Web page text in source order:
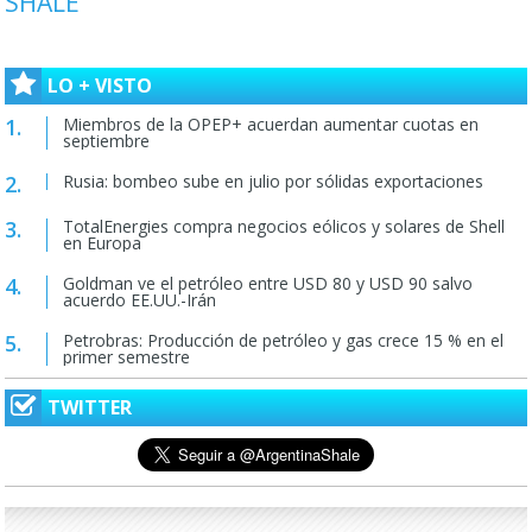
LO + VISTO
Miembros de la OPEP+ acuerdan aumentar cuotas en
septiembre
Rusia: bombeo sube en julio por sólidas exportaciones
TotalEnergies compra negocios eólicos y solares de Shell
en Europa
Goldman ve el petróleo entre USD 80 y USD 90 salvo
acuerdo EE.UU.-Irán
Petrobras: Producción de petróleo y gas crece 15 % en el
primer semestre
TWITTER